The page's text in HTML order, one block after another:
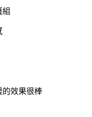
的效果很棒